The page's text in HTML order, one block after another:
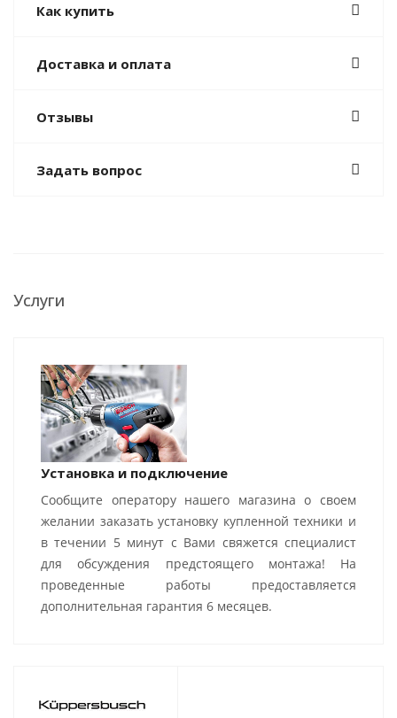
Как купить
Доставка и оплата
Отзывы
Задать вопрос
Услуги
Установка и подключение
Сообщите оператору нашего магазина о своем
желании заказать установку купленной техники и
в течении 5 минут с Вами свяжется специалист
для обсуждения предстоящего монтажа! На
проведенные работы предоставляется
дополнительная гарантия 6 месяцев.